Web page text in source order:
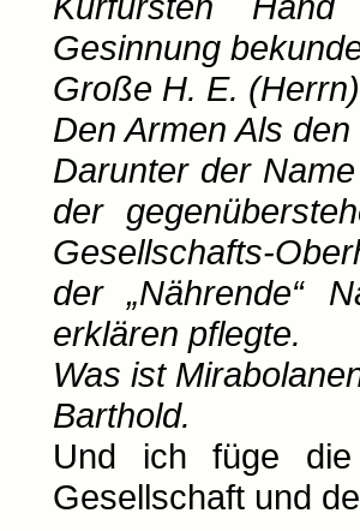
Gesinnung
Große H. E.
Den Armen Als
Darunter der
der
Gesellschafts-
der „Nährende“
erklären pflegte.
Was ist
Barthold.
Und ich füge die
Gesellschaft und